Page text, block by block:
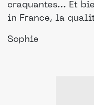
craquantes... Et
in France, la
Sophie